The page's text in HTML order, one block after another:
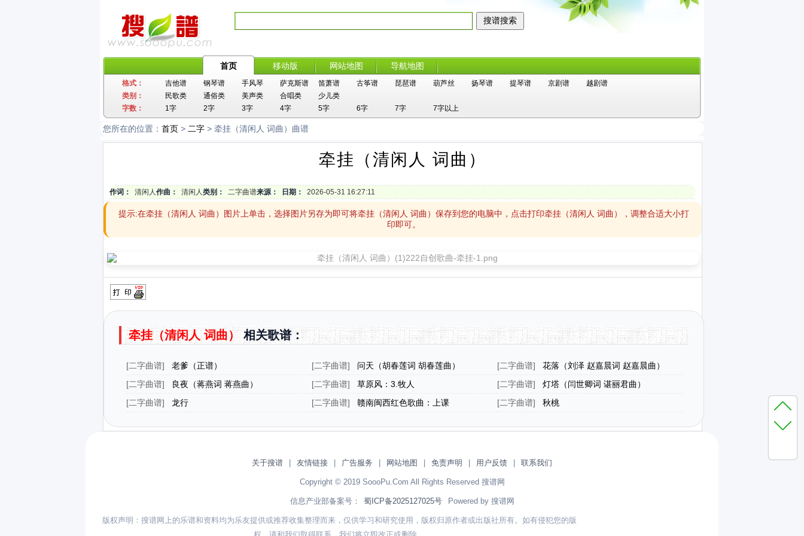
首页 移动版 网站地图 导航地图
格式： 吉他谱 钢琴谱 手风琴 萨克斯谱 笛萧谱 古筝谱 琵琶谱 葫芦丝 扬琴谱 提琴谱 京剧谱
越剧谱
类别：
民歌类 通俗类 美声类 合唱类
少儿类
字数：
1字 2字 3字 4字 5字 6字 7字 7字以上
您所在的位置： 首页 > 二字 > 牵挂（清闲人 词曲）曲谱
牵挂（清闲人 词曲）
作词： 清闲人作曲： 清闲人类别： 二字曲谱来源： 日期： 2026-05-31 16:27:11
提示:在牵挂（清闲人 词曲）图片上单击，选择图片另存为即可将牵挂（清闲人 词曲）保存到您的电脑中，点击打印牵挂（清闲人 词曲），调整合适大小打
印即可。
牵挂（清闲人 词曲）相关歌谱：
[二字曲谱] 老爹（正谱） [二字曲谱] 问天（胡春莲词 胡春莲曲） [二字曲谱]
花落（刘泽 赵嘉晨词 赵嘉晨曲）
[二字曲谱] 良夜（蒋燕词 蒋燕曲） [二字曲谱] 草原风：3.牧人 [二字曲谱]
灯塔（闫世卿词 谌丽君曲）
[二字曲谱] 龙行 [二字曲谱] 赣南闽西红色歌曲：上课 [二字曲谱] 秋桃
关于搜谱 友情链接 广告服务 网站地图 免责声明 用户反馈 联系我们
Copyright © 2019 SoooPu.Com All Rights Reserved 搜谱网
信息产业部备案号： 蜀ICP备2025127025号 Powered by 搜谱网
版权声明：搜谱网上的乐谱和资料均为乐友提供或推荐收集整理而来，仅供学习和研究使用，版权归原作者或出版社所有。如有侵犯您的版